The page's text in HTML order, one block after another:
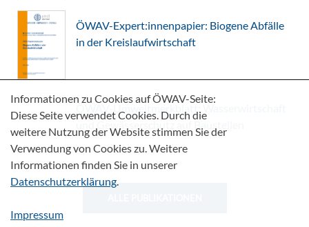
ÖWAV-Expert:innenpapier: Biogene Abfälle
in der Kreislaufwirtschaft
Informationen zu Cookies auf ÖWAV-Seite:
Diese Seite verwendet Cookies. Durch die
weitere Nutzung der Website stimmen Sie der
Verwendung von Cookies zu. Weitere
Informationen finden Sie in unserer
Datenschutzerklärung.
Impressum